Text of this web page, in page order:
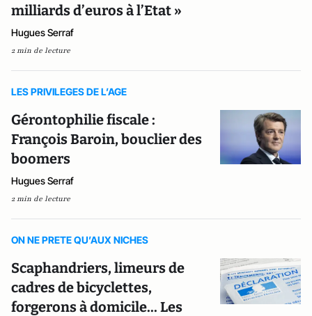
milliards d’euros à l’Etat »
Hugues Serraf
2 min de lecture
LES PRIVILEGES DE L’AGE
Gérontophilie fiscale :
François Baroin, bouclier des
boomers
Hugues Serraf
2 min de lecture
ON NE PRETE QU’AUX NICHES
Scaphandriers, limeurs de
cadres de bicyclettes,
forgerons à domicile... Les